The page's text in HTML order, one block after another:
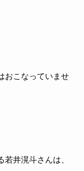
おこなっていませ
井滉斗さんは、